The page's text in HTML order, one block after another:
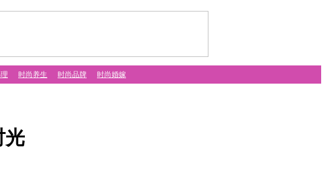
时尚养生 时尚品牌 时尚婚嫁
光